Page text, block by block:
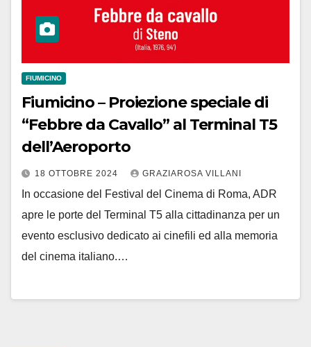
FIUMICINO
Fiumicino – Proiezione speciale di
“Febbre da Cavallo” al Terminal T5
dell’Aeroporto
18 OTTOBRE 2024 GRAZIAROSA VILLANI
In occasione del Festival del Cinema di Roma, ADR
apre le porte del Terminal T5 alla cittadinanza per un
evento esclusivo dedicato ai cinefili ed alla memoria
del cinema italiano.…